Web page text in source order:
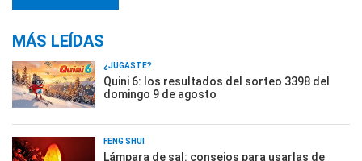
MÁS LEÍDAS
¿JUGASTE?
Quini 6: los resultados del sorteo 3398 del
domingo 9 de agosto
FENG SHUI
Lámpara de sal: consejos para usarlas de